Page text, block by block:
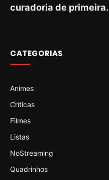
curadoria de primeira.
CATEGORIAS
Animes
Criticas
Filmes
Listas
NoStreaming
Quadrinhos